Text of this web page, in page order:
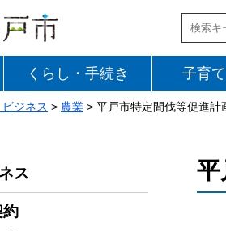
くらし・手続き 子育
ジネス > 農業 > 平戸市特定間伐等促進計
ス
約
平